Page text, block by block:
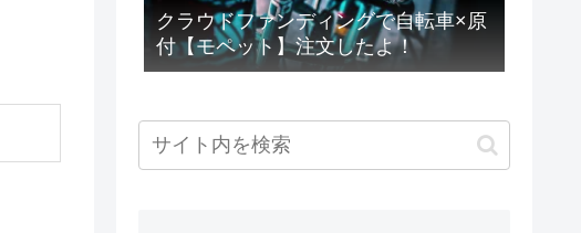
クラウドファンディングで自転車×原
付【モペット】注文したよ！